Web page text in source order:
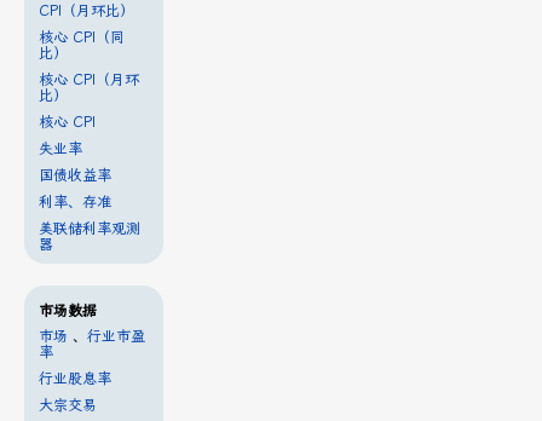
CPI（月环比）
核心 CPI（同
比）
核心 CPI（月环
比）
核心 CPI
失业率
国债收益率
利率、存准
美联储利率观测
器
市场数据
市场 、 行业市盈
率
行业股息率
大宗交易